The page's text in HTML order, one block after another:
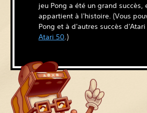
jeu Pong a été un grand succès,
appartient à l'histoire. (Vous
Pong et à d'autres succès d'Atari
Atari 50.)